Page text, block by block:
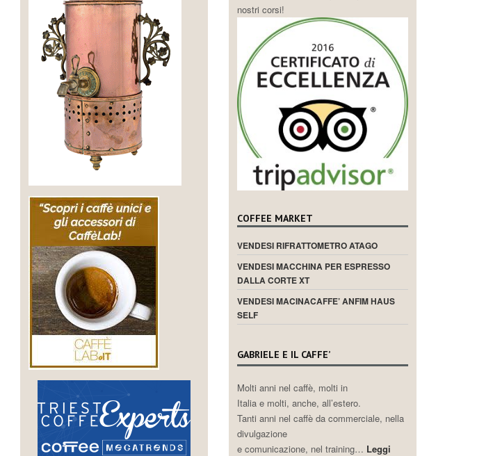
nostri corsi!
COFFEE MARKET
VENDESI RIFRATTOMETRO ATAGO
VENDESI MACCHINA PER ESPRESSO
DALLA CORTE XT
VENDESI MACINACAFFE’ ANFIM HAUS
SELF
GABRIELE E IL CAFFE’
Molti anni nel caffè, molti in
Italia e molti, anche, all’estero.
Tanti anni nel caffè da commerciale, nella
divulgazione
e comunicazione, nel training… Leggi